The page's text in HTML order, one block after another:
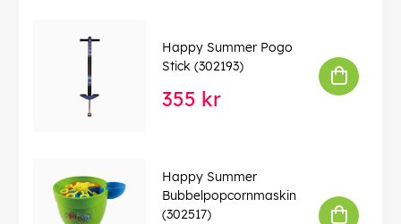
Happy Summer Pogo
Stick (302193)
355 kr
Happy Summer
Bubbelpopcornmaskin
(302517)